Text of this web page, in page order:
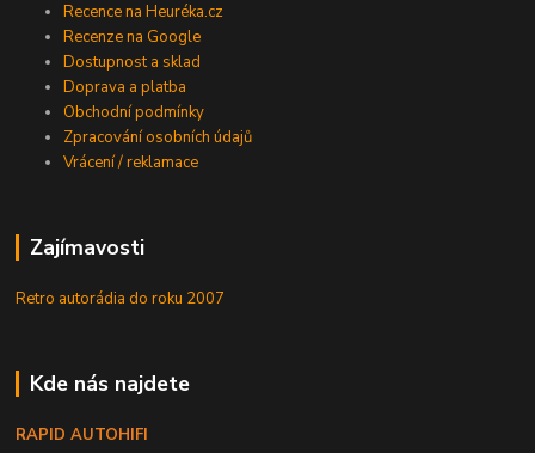
Recence na Heuréka.cz
Recenze na Google
Dostupnost a sklad
Doprava a platba
Obchodní podmínky
Zpracování osobních údajů
Vrácení / reklamace
Zajímavosti
Retro autorádia do roku 2007
Kde nás najdete
RAPID AUTOHIFI